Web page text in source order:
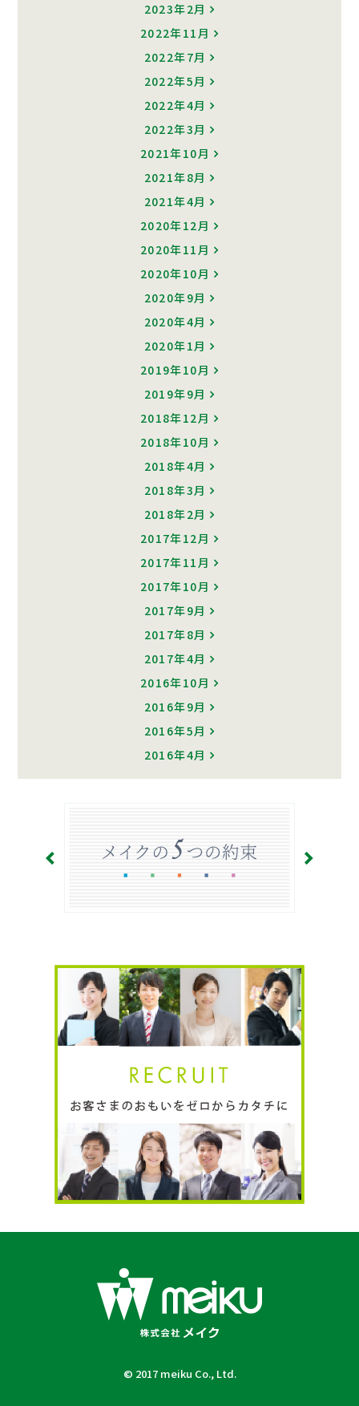
2023年2月
2022年11月
2022年7月
2022年5月
2022年4月
2022年3月
2021年10月
2021年8月
2021年4月
2020年12月
2020年11月
2020年10月
2020年9月
2020年4月
2020年1月
2019年10月
2019年9月
2018年12月
2018年10月
2018年4月
2018年3月
2018年2月
2017年12月
2017年11月
2017年10月
2017年9月
2017年8月
2017年4月
2016年10月
2016年9月
2016年5月
2016年4月
© 2017 meiku Co., Ltd.